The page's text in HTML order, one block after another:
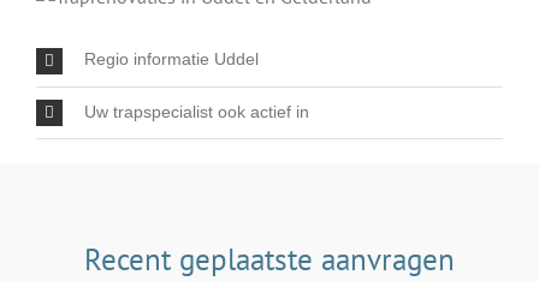
Regio informatie Uddel
Uw trapspecialist ook actief in
Recent geplaatste aanvragen